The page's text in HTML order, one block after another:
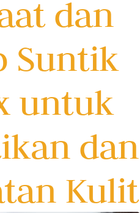
dan
Suntik
untuk
dan
Kulit